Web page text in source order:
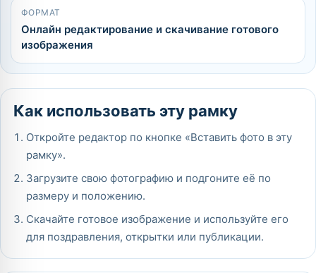
ФОРМАТ
Онлайн редактирование и скачивание готового
изображения
Как использовать эту рамку
Откройте редактор по кнопке «Вставить фото в эту
рамку».
Загрузите свою фотографию и подгоните её по
размеру и положению.
Скачайте готовое изображение и используйте его
для поздравления, открытки или публикации.